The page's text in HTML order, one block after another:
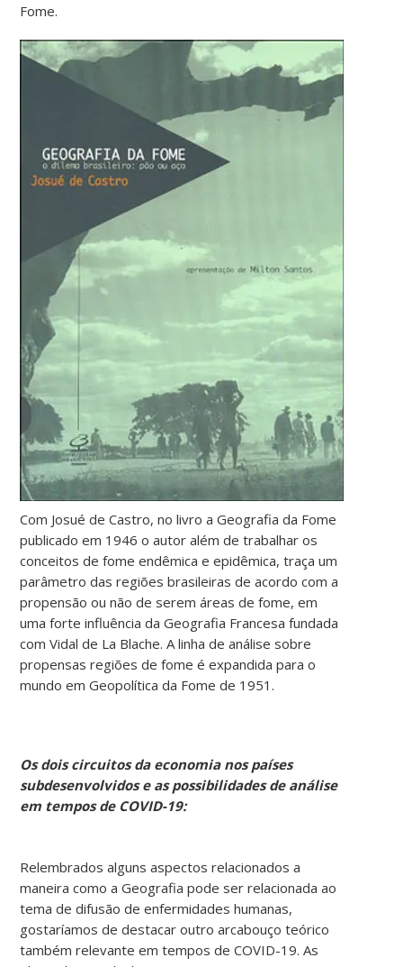
Fome.
Com Josué de Castro, no livro a Geografia da Fome
publicado em 1946 o autor além de trabalhar os
conceitos de fome endêmica e epidêmica, traça um
parâmetro das regiões brasileiras de acordo com a
propensão ou não de serem áreas de fome, em
uma forte influência da Geografia Francesa fundada
com Vidal de La Blache. A linha de análise sobre
propensas regiões de fome é expandida para o
mundo em Geopolítica da Fome de 1951.
Os dois circuitos da economia nos países
subdesenvolvidos e as possibilidades de análise
em tempos de COVID-19:
Relembrados alguns aspectos relacionados a
maneira como a Geografia pode ser relacionada ao
tema de difusão de enfermidades humanas,
gostaríamos de destacar outro arcabouço teórico
também relevante em tempos de COVID-19. As